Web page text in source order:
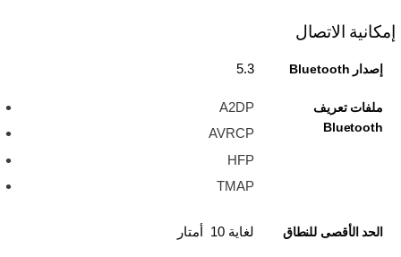
إمكانية الاتصال
إصدار Bluetooth 5.3
ملفات تعريف
Bluetooth
A2DP
AVRCP
HFP
TMAP
الحد الأقصى للنطاق لغاية 10 أمتار